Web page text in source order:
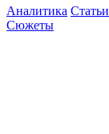
Аналитика Статьи
Сюжеты